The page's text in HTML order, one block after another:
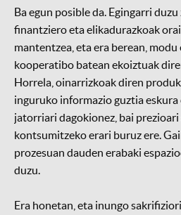
Ba egun posible da. Egingarri
finantziero eta elikadurazkoak
mantentzea, eta era berean,
kooperatibo batean ekoiztuak
Horrela, oinarrizkoak diren
inguruko informazio guztia eskura
jatorriari dagokionez, bai
kontsumitzeko erari buruz ere.
prozesuan dauden erabaki
duzu.
Era honetan, eta inungo